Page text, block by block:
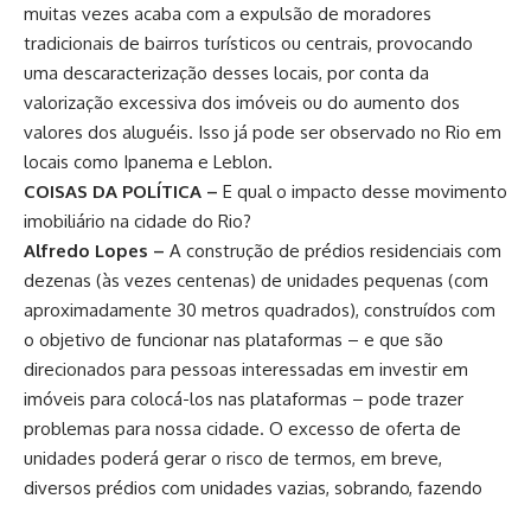
muitas vezes acaba com a expulsão de moradores
tradicionais de bairros turísticos ou centrais, provocando
uma descaracterização desses locais, por conta da
valorização excessiva dos imóveis ou do aumento dos
valores dos aluguéis. Isso já pode ser observado no Rio em
locais como Ipanema e Leblon.
COISAS DA POLÍTICA – E qual o impacto desse movimento
imobiliário na cidade do Rio?
Alfredo Lopes – A construção de prédios residenciais com
dezenas (às vezes centenas) de unidades pequenas (com
aproximadamente 30 metros quadrados), construídos com
o objetivo de funcionar nas plataformas – e que são
direcionados para pessoas interessadas em investir em
imóveis para colocá-los nas plataformas – pode trazer
problemas para nossa cidade. O excesso de oferta de
unidades poderá gerar o risco de termos, em breve,
diversos prédios com unidades vazias, sobrando, fazendo